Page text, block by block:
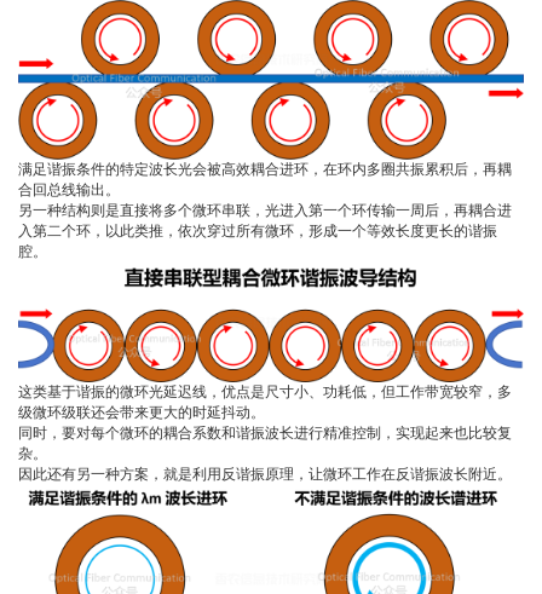
满足谐振条件的特定波长光会被高效耦合进环，在环内多圈共振累积后，再耦
合回总线输出。
另一种结构则是直接将多个微环串联，光进入第一个环传输一周后，再耦合进
入第二个环，以此类推，依次穿过所有微环，形成一个等效长度更长的谐振
腔。
这类基于谐振的微环光延迟线，优点是尺寸小、功耗低，但工作带宽较窄，多
级微环级联还会带来更大的时延抖动。
同时，要对每个微环的耦合系数和谐振波长进行精准控制，实现起来也比较复
杂。
因此还有另一种方案，就是利用反谐振原理，让微环工作在反谐振波长附近。